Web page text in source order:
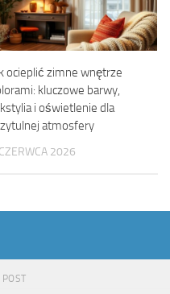
ocieplić zimne wnętrze
kluczowe barwy,
i oświetlenie dla
atmosfery
2026